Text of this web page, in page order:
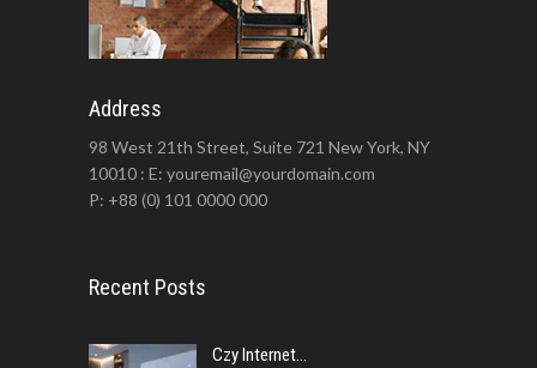
Address
98 West 21th Street, Suite 721 New York, NY
10010 : E: youremail@yourdomain.com
P: +88 (0) 101 0000 000
Recent Posts
Czy Internet...